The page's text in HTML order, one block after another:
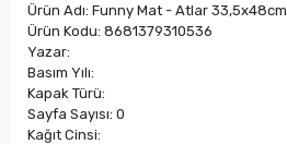
Ürün Adı: Funny Mat - Atlar 33,5x48cm
Ürün Kodu: 8681379310536
Yazar:
Basım Yılı:
Kapak Türü:
Sayfa Sayısı: 0
Kağıt Cinsi: